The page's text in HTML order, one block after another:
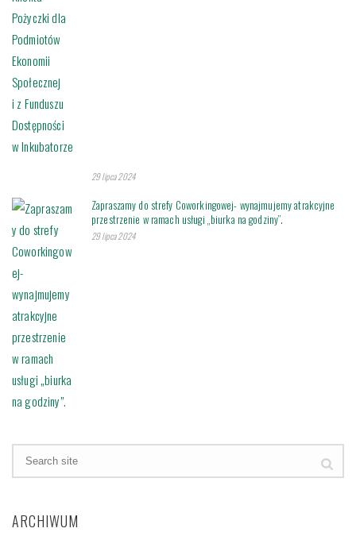
29 lipca 2024
Zapraszamy do strefy Coworkingowej- wynajmujemy atrakcyjne
przestrzenie w ramach usługi „biurka na godziny”.
29 lipca 2024
ARCHIWUM